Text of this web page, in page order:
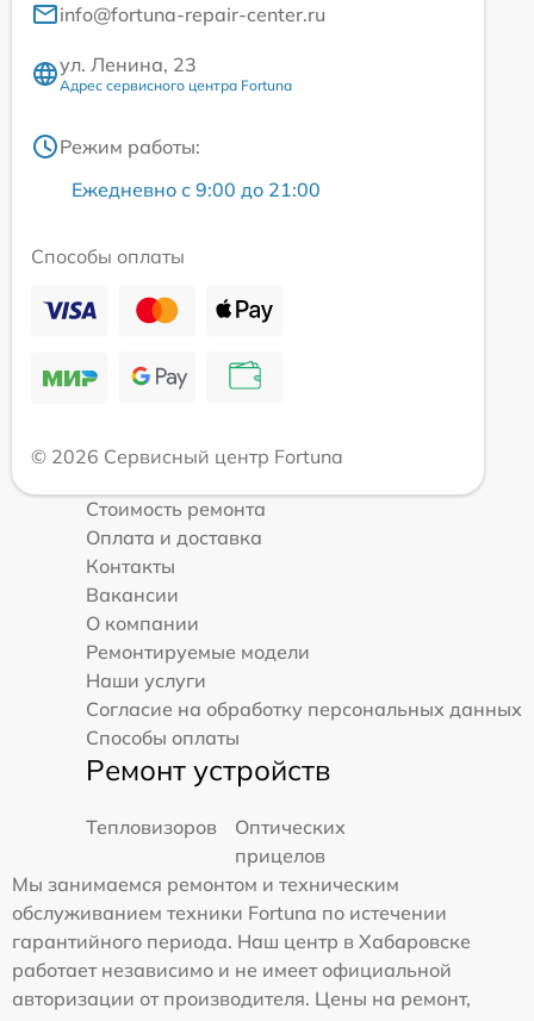
info@fortuna-repair-center.ru
ул. Ленина, 23
Адрес сервисного центра Fortuna
Режим работы:
Ежедневно с 9:00 до 21:00
Способы оплаты
© 2026 Сервисный центр Fortuna
Стоимость ремонта
Оплата и доставка
Контакты
Вакансии
О компании
Ремонтируемые модели
Наши услуги
Согласие на обработку персональных данных
Способы оплаты
Ремонт устройств
Тепловизоров
Оптических
прицелов
Мы занимаемся ремонтом и техническим
обслуживанием техники Fortuna по истечении
гарантийного периода. Наш центр в Хабаровске
работает независимо и не имеет официальной
авторизации от производителя. Цены на ремонт,